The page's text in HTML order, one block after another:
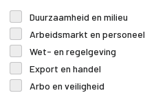
Duurzaamheid en milieu
Arbeidsmarkt en personeel
Wet- en regelgeving
Export en handel
Arbo en veiligheid